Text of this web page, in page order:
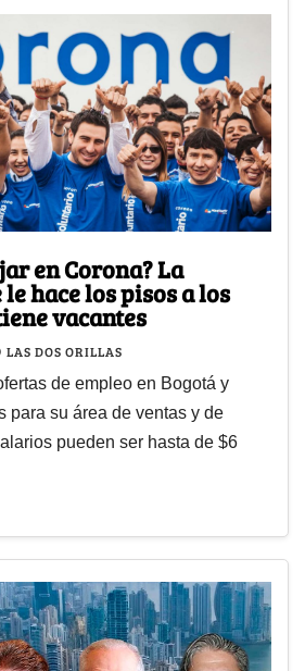
en Corona? La
hace los pisos a los
vacantes
LAS DOS ORILLAS
de empleo en Bogotá y
para su área de ventas y de
pueden ser hasta de $6